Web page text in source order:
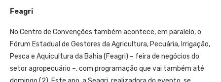
Feagri
No Centro de Convenções também acontece, em paralelo, o
Fórum Estadual de Gestores da Agricultura, Pecuária, Irrigação,
Pesca e Aquicultura da Bahia (Feagri) – feira de negócios do
setor agropecuário –, com programação que vai também até